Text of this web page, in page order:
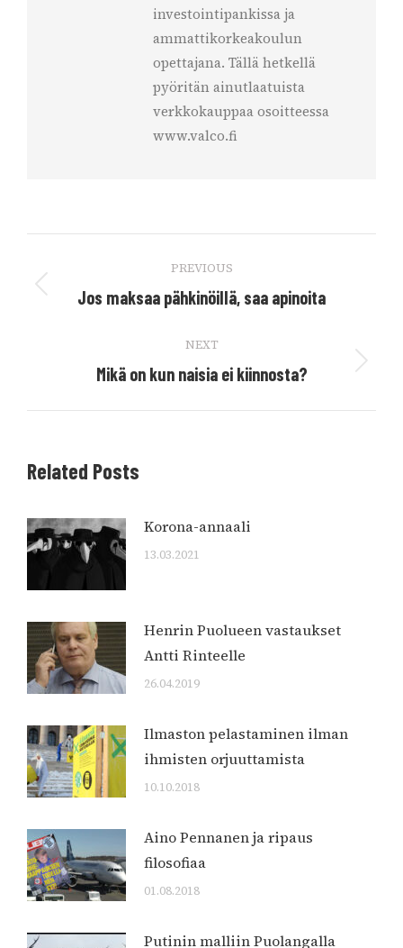
investointipankissa ja
ammattikorkeakoulun
opettajana. Tällä hetkellä
pyöritän ainutlaatuista
verkkokauppaa osoitteessa
www.valco.fi
navigation
PREVIOUS
Previous
Jos maksaa pähkinöillä, saa apinoita
NEXT
Next
Mikä on kun naisia ei kiinnosta?
Related Posts
Korona-annaali
13.03.2021
Henrin Puolueen vastaukset
Antti Rinteelle
26.04.2019
Ilmaston pelastaminen ilman
ihmisten orjuuttamista
10.10.2018
Aino Pennanen ja ripaus
filosofiaa
01.08.2018
Putinin malliin Puolangalla